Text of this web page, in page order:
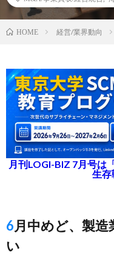
HOME 経営/業界動向
月刊LOGI-BIZ 7月号は
生存
6月中めど、製造業支援強化や顧客開拓狙
い